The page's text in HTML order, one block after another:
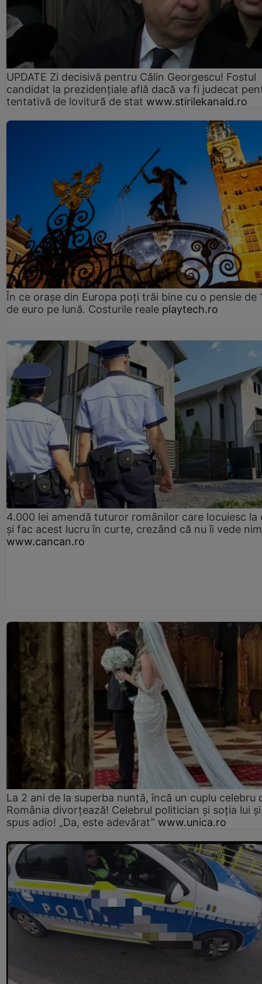
UPDATE Zi decisivă pentru Călin Georgescu! Fostul
candidat la prezidențiale află dacă va fi judecat
tentativă de lovitură de stat www.stirilekanald.ro
În ce orașe din Europa poți trăi bine cu o pensie de
de euro pe lună. Costurile reale playtech.ro
4.000 lei amendă tuturor românilor care locuiesc la
și fac acest lucru în curte, crezând că nu îi vede
www.cancan.ro
La 2 ani de la superba nuntă, încă un cuplu celebru
România divorțează! Celebrul politician și soția lui
spus adio! „Da, este adevărat” www.unica.ro